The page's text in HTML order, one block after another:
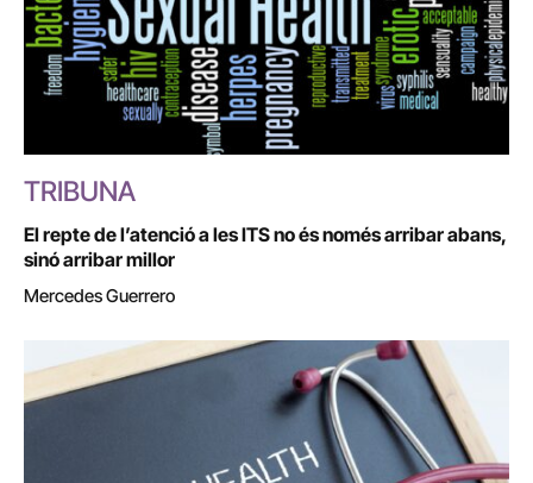
TRIBUNA
El repte de l’atenció a les ITS no és només arribar abans,
sinó arribar millor
Mercedes Guerrero